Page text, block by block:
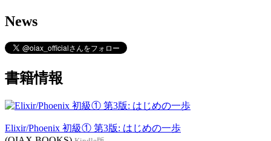
News
書籍情報
Elixir/Phoenix 初級① 第3版: はじめの一歩